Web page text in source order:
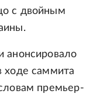
с двойным
анонсировало
ходе саммита
премьер-